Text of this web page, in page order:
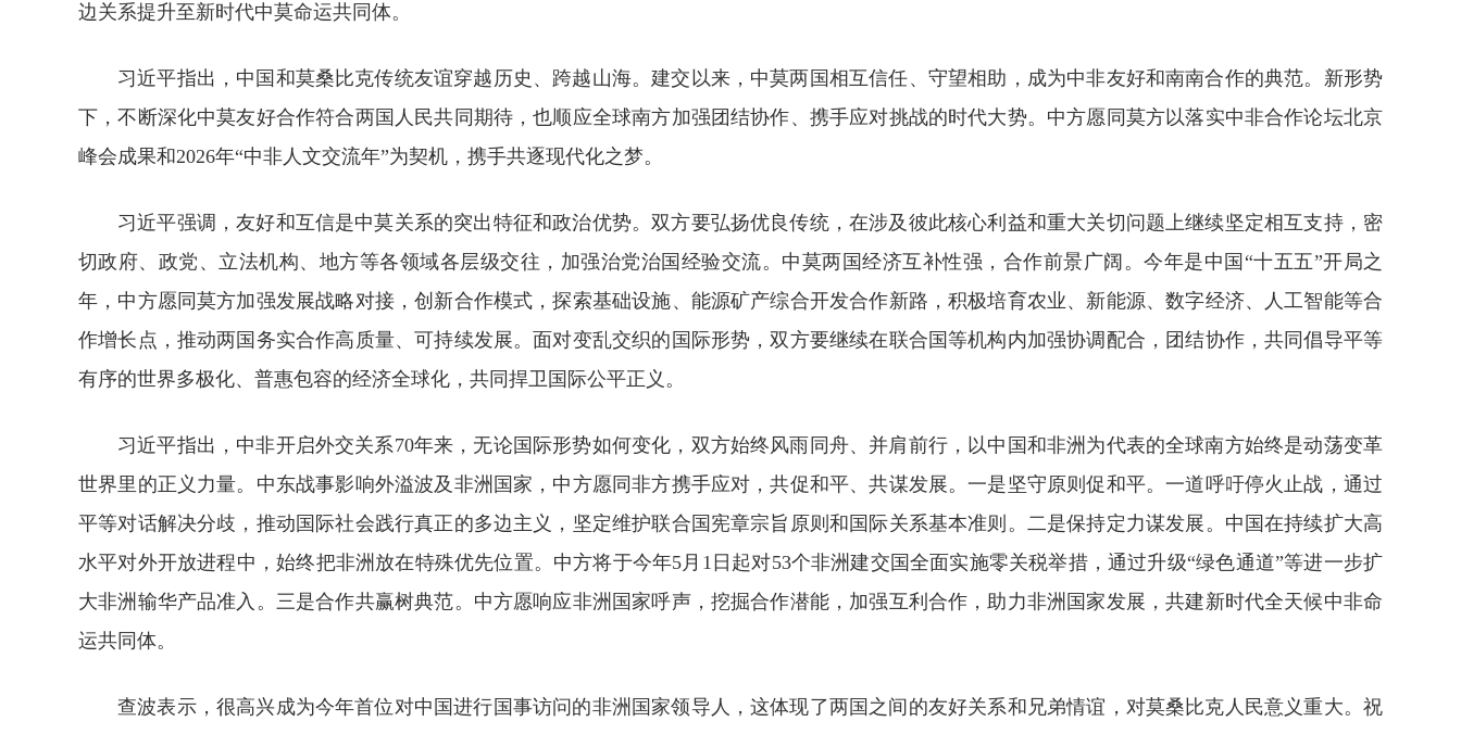
边关系提升至新时代中莫命运共同体。
习近平指出，中国和莫桑比克传统友谊穿越历史、跨越山海。建交以来，中莫两国相互信任、守望相助，成为中非友好和南南合作的典范。新形势
下，不断深化中莫友好合作符合两国人民共同期待，也顺应全球南方加强团结协作、携手应对挑战的时代大势。中方愿同莫方以落实中非合作论坛北京
峰会成果和2026年“中非人文交流年”为契机，携手共逐现代化之梦。
习近平强调，友好和互信是中莫关系的突出特征和政治优势。双方要弘扬优良传统，在涉及彼此核心利益和重大关切问题上继续坚定相互支持，密
切政府、政党、立法机构、地方等各领域各层级交往，加强治党治国经验交流。中莫两国经济互补性强，合作前景广阔。今年是中国“十五五”开局之
年，中方愿同莫方加强发展战略对接，创新合作模式，探索基础设施、能源矿产综合开发合作新路，积极培育农业、新能源、数字经济、人工智能等合
作增长点，推动两国务实合作高质量、可持续发展。面对变乱交织的国际形势，双方要继续在联合国等机构内加强协调配合，团结协作，共同倡导平等
有序的世界多极化、普惠包容的经济全球化，共同捍卫国际公平正义。
习近平指出，中非开启外交关系70年来，无论国际形势如何变化，双方始终风雨同舟、并肩前行，以中国和非洲为代表的全球南方始终是动荡变革
世界里的正义力量。中东战事影响外溢波及非洲国家，中方愿同非方携手应对，共促和平、共谋发展。一是坚守原则促和平。一道呼吁停火止战，通过
平等对话解决分歧，推动国际社会践行真正的多边主义，坚定维护联合国宪章宗旨原则和国际关系基本准则。二是保持定力谋发展。中国在持续扩大高
水平对外开放进程中，始终把非洲放在特殊优先位置。中方将于今年5月1日起对53个非洲建交国全面实施零关税举措，通过升级“绿色通道”等进一步扩
大非洲输华产品准入。三是合作共赢树典范。中方愿响应非洲国家呼声，挖掘合作潜能，加强互利合作，助力非洲国家发展，共建新时代全天候中非命
运共同体。
查波表示，很高兴成为今年首位对中国进行国事访问的非洲国家领导人，这体现了两国之间的友好关系和兄弟情谊，对莫桑比克人民意义重大。祝